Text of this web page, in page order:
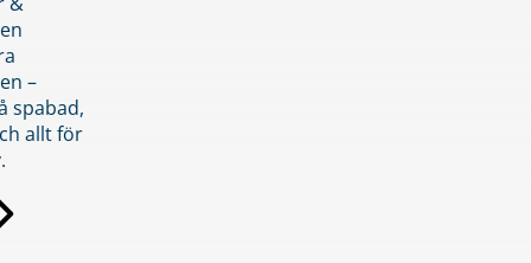
–
spabad,
allt för